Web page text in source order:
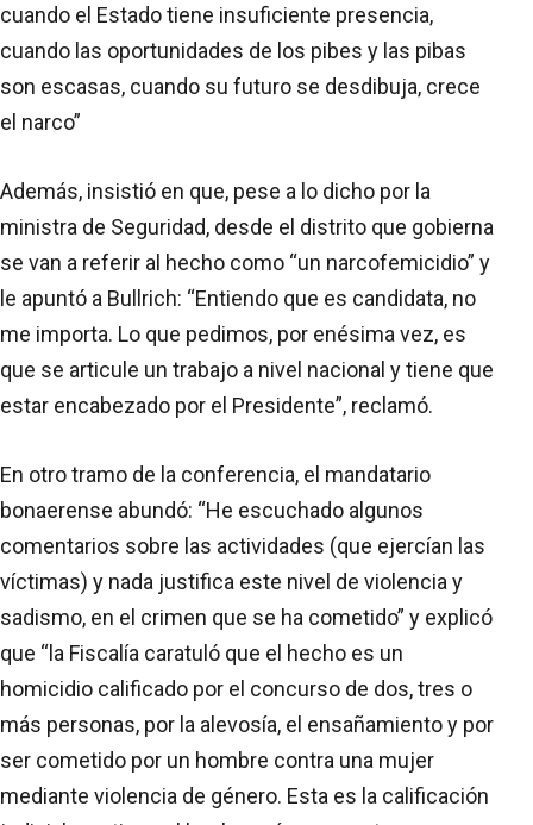
cuando el Estado tiene insuficiente presencia,
cuando las oportunidades de los pibes y las pibas
son escasas, cuando su futuro se desdibuja, crece
el narco”
Además, insistió en que, pese a lo dicho por la
ministra de Seguridad, desde el distrito que gobierna
se van a referir al hecho como “un narcofemicidio” y
le apuntó a Bullrich: “Entiendo que es candidata, no
me importa. Lo que pedimos, por enésima vez, es
que se articule un trabajo a nivel nacional y tiene que
estar encabezado por el Presidente”, reclamó.
En otro tramo de la conferencia, el mandatario
bonaerense abundó: “He escuchado algunos
comentarios sobre las actividades (que ejercían las
víctimas) y nada justifica este nivel de violencia y
sadismo, en el crimen que se ha cometido” y explicó
que “la Fiscalía caratuló que el hecho es un
homicidio calificado por el concurso de dos, tres o
más personas, por la alevosía, el ensañamiento y por
ser cometido por un hombre contra una mujer
mediante violencia de género. Esta es la calificación